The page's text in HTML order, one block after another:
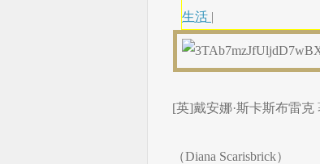
生活 |
[英]戴安娜·斯卡斯布雷克
（Diana Scarisbrick）